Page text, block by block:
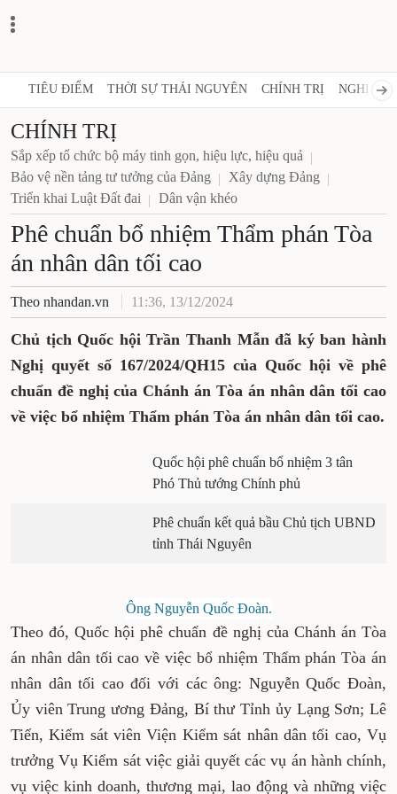
TIÊU ĐIỂM THỜI SỰ THÁI NGUYÊN CHÍNH TRỊ NGHỊ
CHÍNH TRỊ
Sắp xếp tổ chức bộ máy tinh gọn, hiệu lực, hiệu quả
Bảo vệ nền tảng tư tưởng của Đảng
Xây dựng Đảng
Triển khai Luật Đất đai
Dân vận khéo
Phê chuẩn bổ nhiệm Thẩm phán Tòa
án nhân dân tối cao
Theo nhandan.vn 11:36, 13/12/2024
Chủ tịch Quốc hội Trần Thanh Mẫn đã ký ban hành
Nghị quyết số 167/2024/QH15 của Quốc hội về phê
chuẩn đề nghị của Chánh án Tòa án nhân dân tối cao
về việc bổ nhiệm Thẩm phán Tòa án nhân dân tối cao.
Quốc hội phê chuẩn bổ nhiệm 3 tân
Phó Thủ tướng Chính phủ
Phê chuẩn kết quả bầu Chủ tịch UBND
tỉnh Thái Nguyên
Ông Nguyễn Quốc Đoàn.
Theo đó, Quốc hội phê chuẩn đề nghị của Chánh án Tòa
án nhân dân tối cao về việc bổ nhiệm Thẩm phán Tòa án
nhân dân tối cao đối với các ông: Nguyễn Quốc Đoàn,
Ủy viên Trung ương Đảng, Bí thư Tỉnh ủy Lạng Sơn; Lê
Tiến, Kiểm sát viên Viện Kiểm sát nhân dân tối cao, Vụ
trưởng Vụ Kiểm sát việc giải quyết các vụ án hành chính,
vụ việc kinh doanh, thương mại, lao động và những việc